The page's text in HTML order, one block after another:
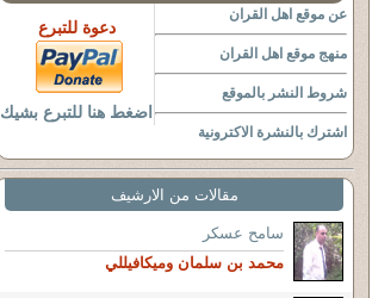
عن موقع اهل القران
منهج موقع اهل القران
شروط النشر بالموقع
اشترك بالنشرة الاكترونية
دعوة للتبرع
اضغط هنا للتبرع بشيك
مقالات من الارشيف
سامح عسكر
محمد بن سلمان وميكافيللي